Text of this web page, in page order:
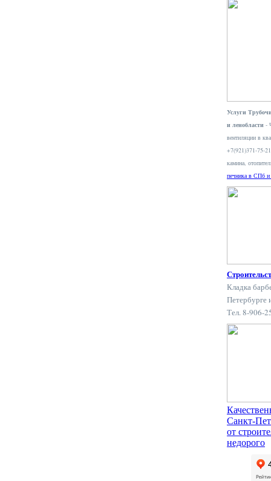
Услуги
и ленобласти -
вентиляции в
+7(921)371-75-
камина,
печника в СПб и
Кладка
Петербурге
Тел. 8-906-
Санкт-
от
недорого